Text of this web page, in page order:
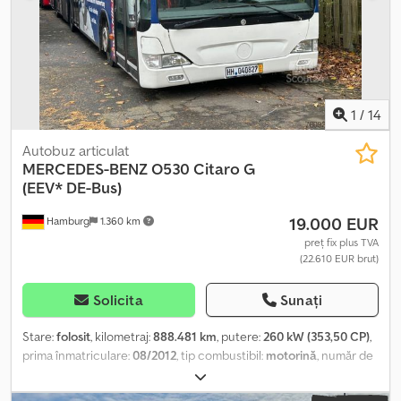
declarația furnizorului, întocmirea documentelor de export,
plăcuțe de înmatriculare temporare pentru vamă, dacă este
necesar. -O inspecție și un test de conducere sunt posibile
oricând, inclusiv în weekend, după o discuție telefonică
prealabilă! Preluarea în schimb și transportul vehiculului sunt
disponibile la cerere. Vizitați pagina noastră de Facebook.
1 / 14
Hamburg 1.360 km
Autobuz articulat
MERCEDES-BENZO530 Citaro G
(EEV* DE-Bus)
19.000 EUR
preț fix plus TVA
(22.610 EUR brut)
Solicita Sunați
Stare:folosit, kilometraj:888.481 km, putere:260 kW (353,50 CP),
prima înmatriculare:08/2012, tip combustibil: motorină, număr de
automat
10/2026, clasă de emisii:Euro 5, culoare:alb, frâne:retarder, An de